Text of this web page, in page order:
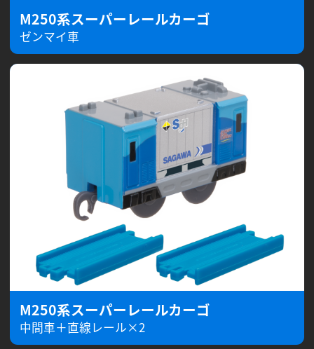
M250系スーパーレールカーゴ
ゼンマイ車
M250系スーパーレールカーゴ
中間車＋直線レール×2